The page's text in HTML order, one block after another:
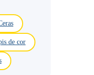
de cor